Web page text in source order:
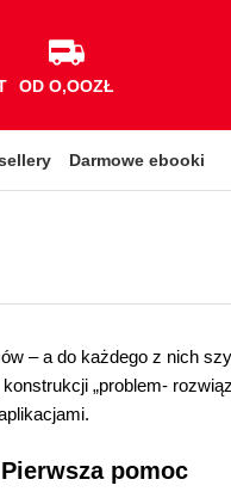
OD O,OOZŁ
Darmowe ebooki
– a do każdego z nich
„problem-
pomoc